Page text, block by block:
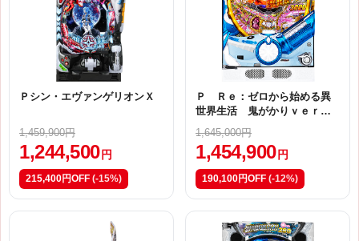
Ｐシン・エヴァンゲリオンＸ
1,459,900円
1,244,500 円
215,400円OFF (-15%)
Ｐ Ｒｅ：ゼロから始める異
世界生活 鬼がかりｖｅｒ．
Ｍ０８
1,645,000円
1,454,900 円
190,100円OFF (-12%)